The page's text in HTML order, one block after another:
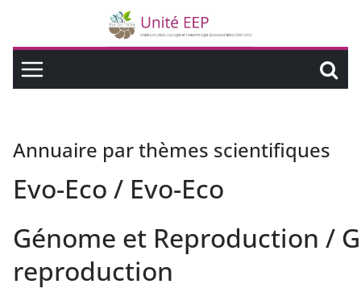
Annuaire par thèmes scientifiques
Evo-Eco / Evo-Eco
Génome et Reproduction /
reproduction